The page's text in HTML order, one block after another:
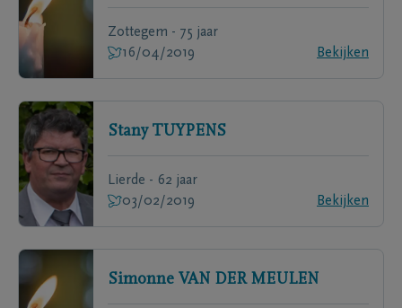
Zottegem - 75 jaar
16/04/2019
Bekijken
Stany TUYPENS
Lierde - 62 jaar
03/02/2019
Bekijken
Simonne VAN DER MEULEN